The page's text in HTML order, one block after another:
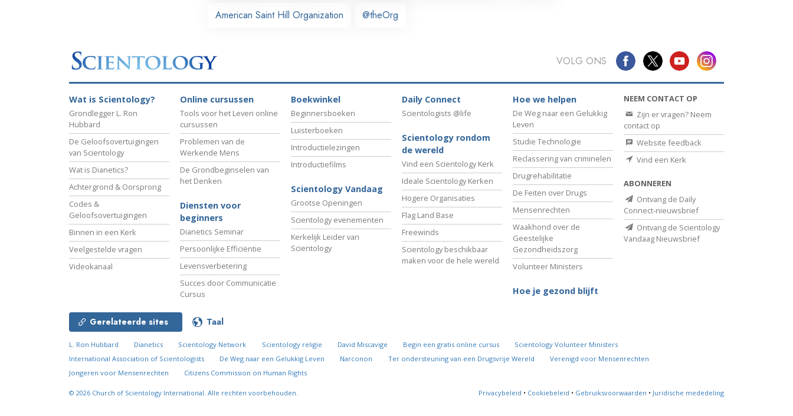
American Saint Hill Organization @theOrg
VOLG ONS
Wat is Scientology?
Grondlegger L. Ron
Hubbard
De Geloofsovertuigingen
van Scientology
Wat is Dianetics?
Achtergrond & Oorsprong
Codes &
Geloofsovertuigingen
Binnen in een Kerk
Veelgestelde vragen
Videokanaal
Online cursussen
Tools voor het Leven online
cursussen
Problemen van de
Werkende Mens
De Grondbeginselen van
het Denken
Diensten voor
beginners
Dianetics Seminar
Persoonlijke Efficiëntie
Levensverbetering
Succes door Communicatie
Cursus
Boekwinkel
Beginnersboeken
Luisterboeken
Introductielezingen
Introductiefilms
Scientology Vandaag
Grootse Openingen
Scientology evenementen
Kerkelijk Leider van
Scientology
Daily Connect
Scientologists @life
Scientology rondom
de wereld
Vind een Scientology Kerk
Ideale Scientology Kerken
Hogere Organisaties
Flag Land Base
Freewinds
Scientology beschikbaar
maken voor de hele wereld
Hoe we helpen
De Weg naar een Gelukkig
Leven
Studie Technologie
Reclassering van criminelen
Drugrehabilitatie
De Feiten over Drugs
Mensenrechten
Waakhond over de
Geestelijke
Gezondheidszorg
Volunteer Ministers
Hoe je gezond blijft
NEEM CONTACT OP
Zijn er vragen? Neem
contact op
Website feedback
Vind een Kerk
ABONNEREN
Ontvang de Daily
Connect-nieuwsbrief
Ontvang de Scientology
Vandaag Nieuwsbrief
Gerelateerde sites Taal
L. Ron Hubbard Dianetics Scientology Network Scientology religie David Miscavige Begin een gratis online cursus
Scientology Volunteer Ministers
International Association of Scientologists
De Weg naar een Gelukkig Leven Narconon Ter ondersteuning van een Drugsvrije Wereld
Verenigd voor Mensenrechten
Jongeren voor Mensenrechten
Citizens Commission on Human Rights
© 2026 Church of Scientology International. Alle rechten voorbehouden. Privacybeleid • Cookiebeleid • Gebruiksvoorwaarden • Juridische mededeling